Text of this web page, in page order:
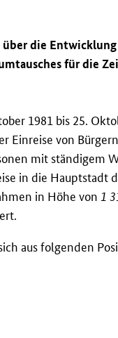
die
für die
1981 bis 25.
Einreise von
mit ständigem
in die Hauptstadt
in Höhe von1
aus folgenden